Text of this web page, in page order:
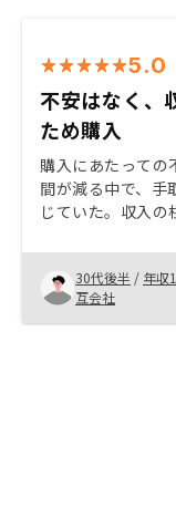
5.0
不安はなく、
ため購入
購入にあたっての
間が減る中で、手
じていた。収入
街で見つけた中
いで購入できるよ
30代後半 / 年収
互会社